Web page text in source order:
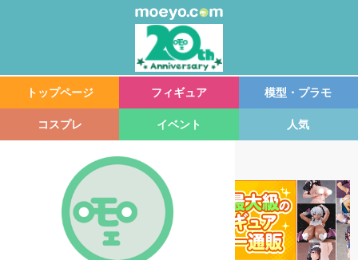
トップページ フィギュア 模型・プラモ
コスプレ イベント 人気